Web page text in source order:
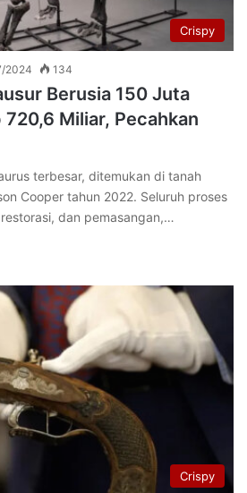
Crispy
2024 134
Berusia 150 Juta
720,6 Miliar, Pecahkan
terbesar, ditemukan di tanah
Cooper tahun 2022. Seluruh proses
dan pemasangan,…
Crispy